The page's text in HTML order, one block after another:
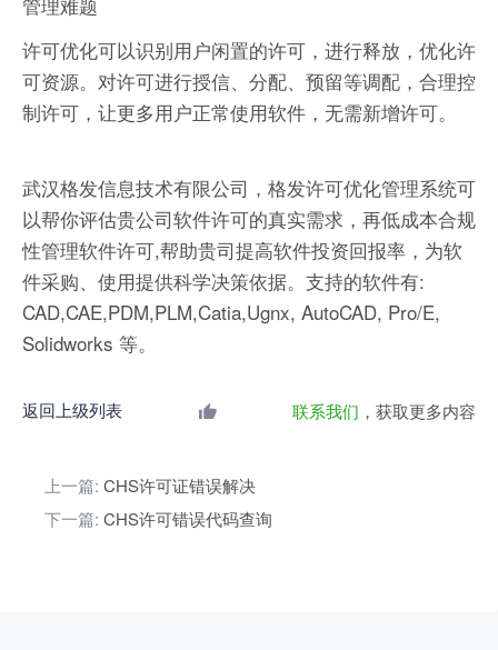
许可优化可以识别用户闲置的许可，进行释放，优化许
可资源。对许可进行授信、分配、预留等调配，合理控
制许可，让更多用户正常使用软件，无需新增许可。
武汉格发信息技术有限公司，格发许可优化管理系统可
以帮你评估贵公司软件许可的真实需求，再低成本合规
性管理软件许可,帮助贵司提高软件投资回报率，为软
件采购、使用提供科学决策依据。支持的软件有:
CAD,CAE,PDM,PLM,Catia,Ugnx, AutoCAD, Pro/E,
Solidworks 等。
返回上级列表 联系我们 ，获取更多内容
上一篇: CHS许可证错误解决
下一篇: CHS许可错误代码查询